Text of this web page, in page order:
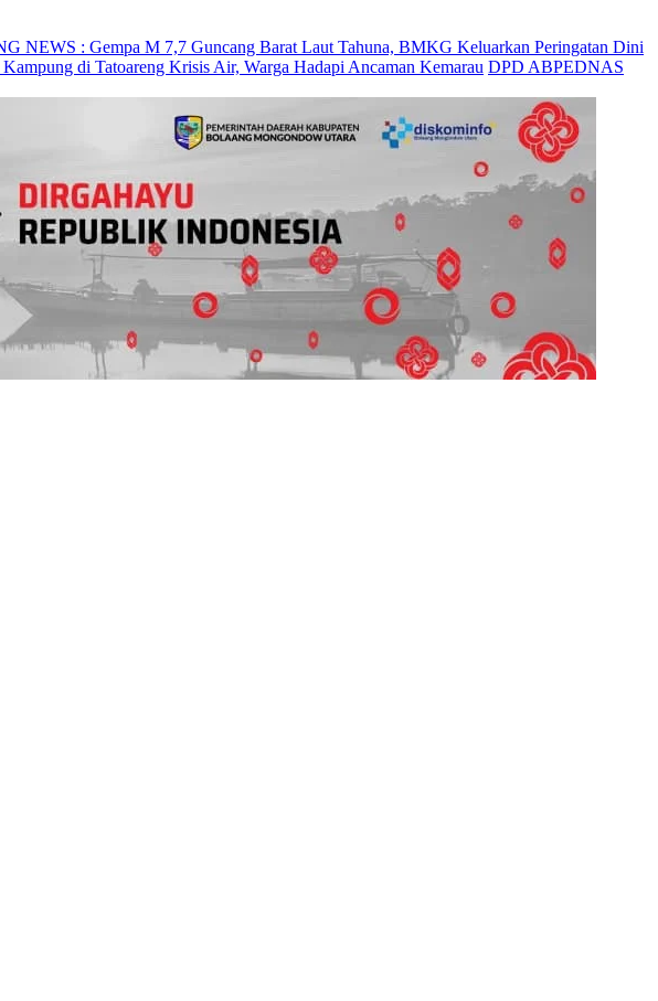
NEWS : Gempa M 7,7 Guncang Barat Laut Tahuna, BMKG Keluarkan Peringatan Dini
di Tatoareng Krisis Air, Warga Hadapi Ancaman Kemarau DPD ABPEDNAS